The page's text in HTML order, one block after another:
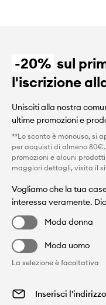
-20% sul
l'iscrizione
Unisciti alla nostra
ultime promozioni e
**Lo sconto è monouso, si
per acquisti di almeno
promozioni e alcuni
maggiori dettagli, visita il
Vogliamo che la tua
interessa veramente.
Moda donna
Moda uomo
La selezione è facoltativa